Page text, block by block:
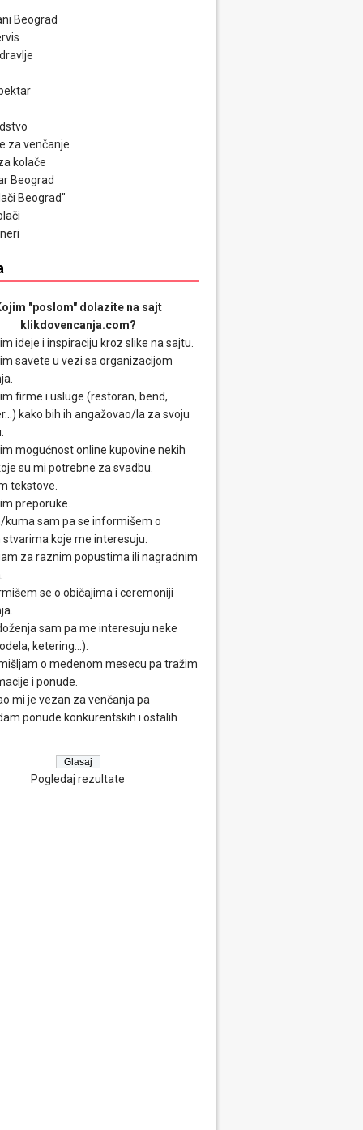
Beograd
za venčanje
kolače
Beograd
Beograd"
"poslom" dolazite na sajt
klikdovencanja.com?
ideje i inspiraciju kroz slike na sajtu.
savete u vezi sa organizacijom
firme i usluge (restoran, bend,
kako bih ih angažovao/la za svoju
mogućnost online kupovine nekih
su mi potrebne za svadbu.
tekstove.
preporuke.
kuma sam pa se informišem o
koje me interesuju.
za raznim popustima ili nagradnim
se o običajima i ceremoniji
sam pa me interesuju neke
ketering...).
o medenom mesecu pa tražim
i ponude.
mi je vezan za venčanja pa
ponude konkurentskih i ostalih
Pogledaj rezultate